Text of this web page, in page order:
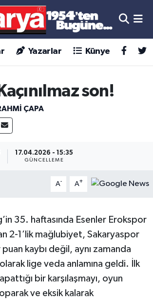
Yazarlar Künye
Kaçınılmaz son!
ÇAPA
17.04.2026 - 15:35
GÜNCELLEME
A- A+
35. haftasında Esenler Erokspor
2-1’lik mağlubiyet, Sakaryaspor
kaybı değil, aynı zamanda
lige veda anlamına geldi. İlk
bir karşılaşmayı, oyun
ve eksik kalarak